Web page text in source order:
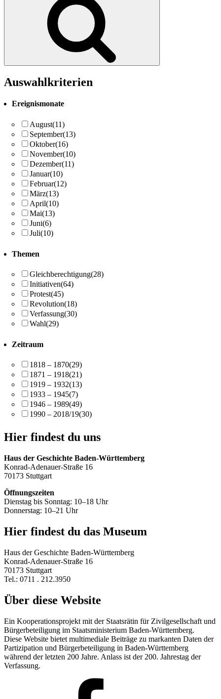
Auswahlkriterien
Ereignismonate
August(11)
September(13)
Oktober(16)
November(10)
Dezember(11)
Januar(10)
Februar(12)
März(13)
April(10)
Mai(13)
Juni(6)
Juli(10)
Themen
Gleichberechtigung(28)
Initiativen(64)
Protest(45)
Revolution(18)
Verfassung(30)
Wahl(29)
Zeitraum
1818 – 1870(29)
1871 – 1918(21)
1919 – 1932(13)
1933 – 1945(7)
1946 – 1989(49)
1990 – 2018/19(30)
Hier findest du uns
Haus der Geschichte Baden-Württemberg
Konrad-Adenauer-Straße 16
70173 Stuttgart
Öffnungszeiten
Dienstag bis Sonntag: 10–18 Uhr
Donnerstag: 10–21 Uhr
Hier findest du das Museum
Haus der Geschichte Baden-Württemberg
Konrad-Adenauer-Straße 16
70173 Stuttgart
Tel.: 0711 . 212.3950
Über diese Website
Ein Kooperationsprojekt mit der Staatsrätin für Zivilgesellschaft und
Bürgerbeteiligung im Staatsministerium Baden-Württemberg.
Diese Website bietet multimediale Beiträge zu markanten Daten der
Partizipation und Bürgerbeteiligung in Baden-Württemberg
während der letzten 200 Jahre. Anlass ist der 200. Jahrestag der
Verfassung.